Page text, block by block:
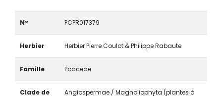
N° PCPR017379
Herbier Herbier Pierre Coulot & Philippe Rabaute
Famille Poaceae
Clade de
Angiospermae / Magnoliophyta (plantes à